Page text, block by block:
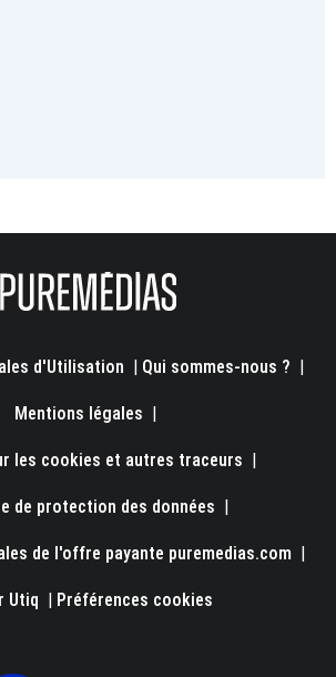
d'Utilisation | Qui sommes-nous ? |
Mentions légales |
les cookies et autres traceurs |
de protection des données |
de l'offre payante puremedias.com |
Utiq | Préférences cookies